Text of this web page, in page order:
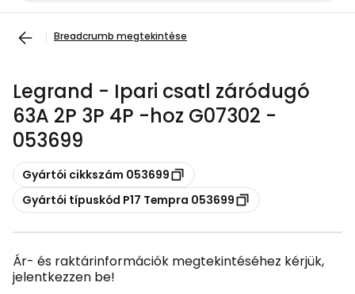
Breadcrumb megtekintése
Legrand - Ipari csatl záródugó
63A 2P 3P 4P -hoz G07302 -
053699
Másolás
Gyártói cikkszám 053699
Másolás
Gyártói típuskód P17 Tempra 053699
Ár- és raktárinformációk megtekintéséhez kérjük,
jelentkezzen be!